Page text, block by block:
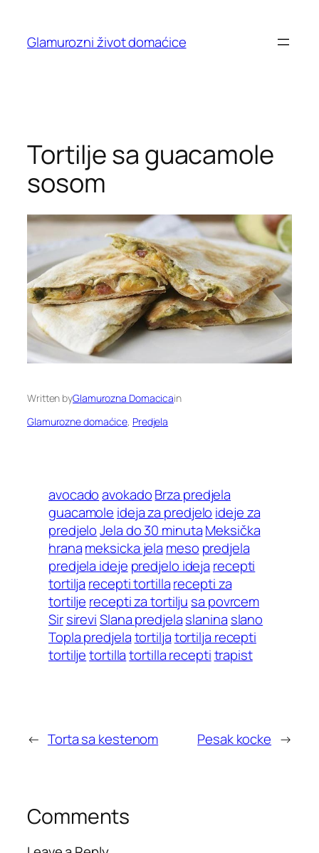
content
Glamurozni život domaćice
Tortilje sa guacamole
sosom
Written byGlamurozna Domacicain
Glamurozne domaćice, Predjela
avocado avokadoBrza predjela
guacamole ideja za predjelo ideje za
predjeloJela do 30 minutaMeksička
hranameksicka jela meso predjela
predjela ideje predjelo ideja recepti
tortilja recepti tortillarecepti za
tortilje recepti za tortilju sa povrcem
Sir sireviSlana predjelaslanina slano
Topla predjelatortiljatortilja recepti
tortiljetortilla tortilla receptitrapist
← Torta sa kestenom Pesak kocke →
Comments